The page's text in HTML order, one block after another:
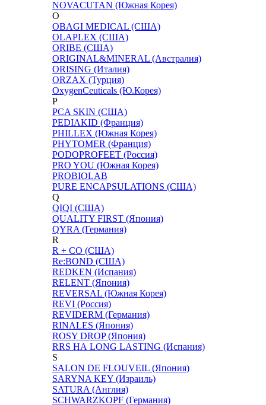
NOVACUTAN (Южная Корея)
O
OBAGI MEDICAL (США)
OLAPLEX (США)
ORIBE (США)
ORIGINAL&MINERAL (Австралия)
ORISING (Италия)
ORZAX (Турция)
OxygenCeuticals (Ю.Корея)
P
PCA SKIN (США)
PEDIAKID (Франция)
PHILLEX (Южная Корея)
PHYTOMER (Франция)
PODOPROFEET (Россия)
PRO YOU (Южная Корея)
PROBIOLAB
PURE ENCAPSULATIONS (США)
Q
QIQI (США)
QUALITY FIRST (Япония)
QYRA (Германия)
R
R + CO (США)
Re:BOND (США)
REDKEN (Испания)
RELENT (Япония)
REVERSAL (Южная Корея)
REVI (Россия)
REVIDERM (Германия)
RINALES (Япония)
ROSY DROP (Япония)
RRS НА LONG LASTING (Испания)
S
SALON DE FLOUVEIL (Япония)
SARYNA KEY (Израиль)
SATURA (Англия)
SCHWARZKOPF (Германия)